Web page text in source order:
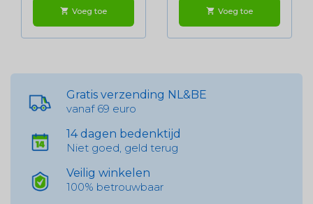
shopping_cart Voeg toe shopping_cart Voeg toe
Gratis verzending NL&BE
vanaf 69 euro
14 dagen bedenktijd
Niet goed, geld terug
Veilig winkelen
100% betrouwbaar